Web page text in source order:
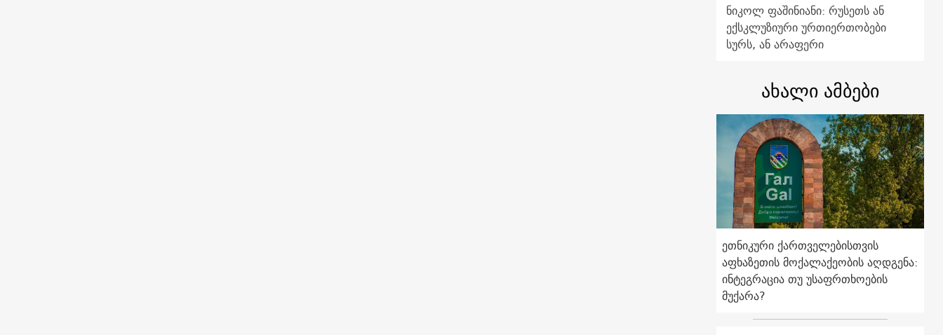
ნიკოლ ფაშინიანი: რუსეთს ან
ექსკლუზიური ურთიერთობები
სურს, ან არაფერი
ახალი ამბები
ეთნიკური ქართველებისთვის
აფხაზეთის მოქალაქეობის აღდგენა:
ინტეგრაცია თუ უსაფრთხოების
მუქარა?